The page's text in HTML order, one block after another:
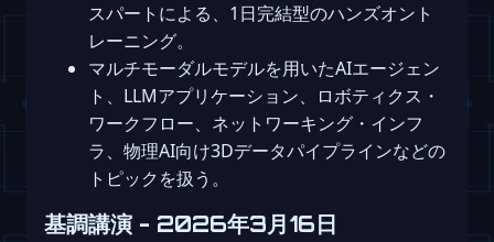
スパートによる、1日完結型のハンズオント
レーニング。
マルチモーダルモデルを用いたAIエージェン
ト、LLMアプリケーション、ロボティクス・
ワークフロー、ネットワーキング・インフ
ラ、物理AI向け3Dデータパイプラインなどの
トピックを扱う。
基調講演 - 2026年3月16日